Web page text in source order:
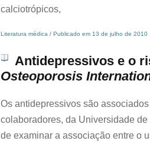
calciotrópicos,
Literatura médica / Publicado em 13 de julho de 2010
Antidepressivos e o
Osteoporosis
Os antidepressivos são
colaboradores, da Universidade
de examinar a associação entre o